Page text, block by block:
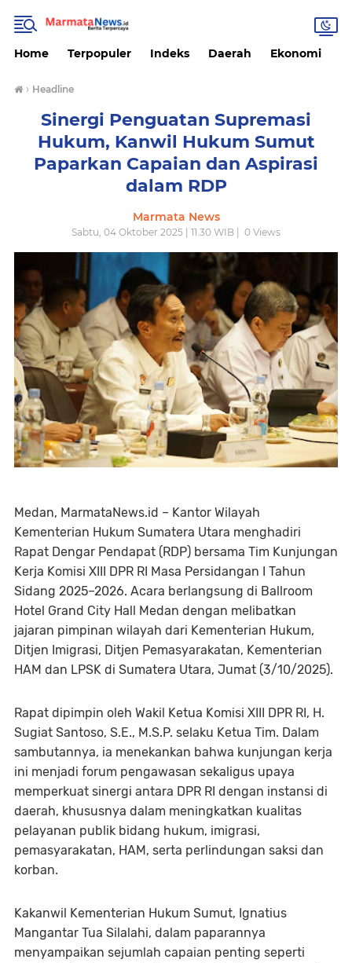
Home Terpopuler Indeks Daerah Ekonomi
› Headline
Sinergi Penguatan Supremasi
Hukum, Kanwil Hukum Sumut
Paparkan Capaian dan Aspirasi
dalam RDP
Marmata News
Sabtu, 04 Oktober 2025 | 11.30 WIB | 0 Views
Medan, MarmataNews.id – Kantor Wilayah
Kementerian Hukum Sumatera Utara menghadiri
Rapat Dengar Pendapat (RDP) bersama Tim Kunjungan
Kerja Komisi XIII DPR RI Masa Persidangan I Tahun
Sidang 2025–2026. Acara berlangsung di Ballroom
Hotel Grand City Hall Medan dengan melibatkan
jajaran pimpinan wilayah dari Kementerian Hukum,
Ditjen Imigrasi, Ditjen Pemasyarakatan, Kementerian
HAM dan LPSK di Sumatera Utara, Jumat (3/10/2025).
Rapat dipimpin oleh Wakil Ketua Komisi XIII DPR RI, H.
Sugiat Santoso, S.E., M.S.P. selaku Ketua Tim. Dalam
sambutannya, ia menekankan bahwa kunjungan kerja
ini menjadi forum pengawasan sekaligus upaya
memperkuat sinergi antara DPR RI dengan instansi di
daerah, khususnya dalam meningkatkan kualitas
pelayanan publik bidang hukum, imigrasi,
pemasyarakatan, HAM, serta perlindungan saksi dan
korban.
Kakanwil Kementerian Hukum Sumut, Ignatius
Mangantar Tua Silalahi, dalam paparannya
menyampaikan sejumlah capaian penting seperti